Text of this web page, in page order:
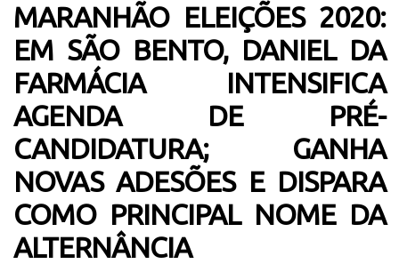
MARANHÃO ELEIÇÕES 2020:
EM SÃO BENTO, DANIEL DA
FARMÁCIA INTENSIFICA
AGENDA DE PRÉ-
CANDIDATURA; GANHA
NOVAS ADESÕES E DISPARA
COMO PRINCIPAL NOME DA
ALTERNÂNCIA